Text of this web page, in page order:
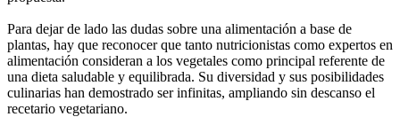
Para dejar de lado las dudas sobre una alimentación a base de
plantas, hay que reconocer que tanto nutricionistas como expertos en
alimentación consideran a los vegetales como principal referente de
una dieta saludable y equilibrada. Su diversidad y sus posibilidades
culinarias han demostrado ser infinitas, ampliando sin descanso el
recetario vegetariano.